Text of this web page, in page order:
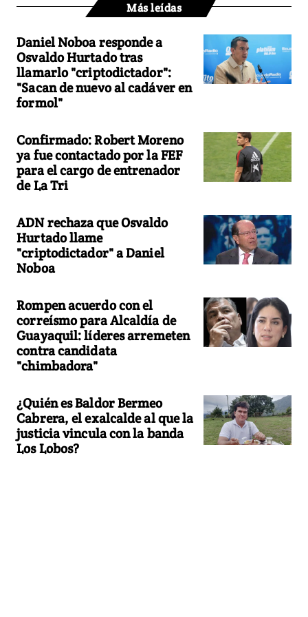
Más leídas
Daniel Noboa responde a
Osvaldo Hurtado tras
llamarlo "criptodictador":
"Sacan de nuevo al cadáver en
formol"
Confirmado: Robert Moreno
ya fue contactado por la FEF
para el cargo de entrenador
de La Tri
ADN rechaza que Osvaldo
Hurtado llame
"criptodictador" a Daniel
Noboa
Rompen acuerdo con el
correísmo para Alcaldía de
Guayaquil: líderes arremeten
contra candidata
"chimbadora"
¿Quién es Baldor Bermeo
Cabrera, el exalcalde al que la
justicia vincula con la banda
Los Lobos?